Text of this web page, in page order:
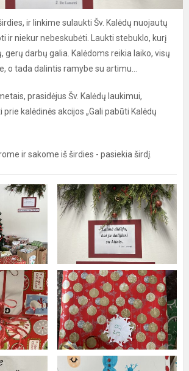
ir linkime sulaukti Šv. Kalėdų nuojautų
ir niekur nebeskubėti. Laukti stebuklo, kurį
gerų darbų galia. Kalėdoms reikia laiko, visų
o tada dalintis ramybe su artimu...
prasidėjus Šv. Kalėdų laukimui,
kalėdinės akcijos „Gali pabūti Kalėdų
ir sakome iš širdies - pasiekia širdį.